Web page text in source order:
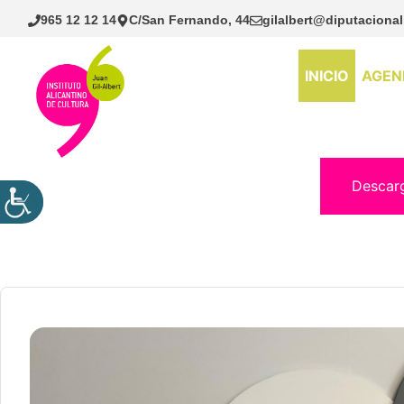
Saltar
965 12 12 14 C/San Fernando, 44
INICIO